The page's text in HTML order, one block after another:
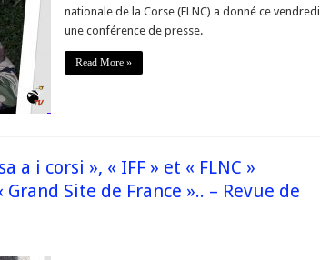
nationale de la Corse (FLNC) a donné ce vendredi
une conférence de presse.
Read More »
a i corsi », « IFF » et « FLNC »
Site de France ».. – Revue de